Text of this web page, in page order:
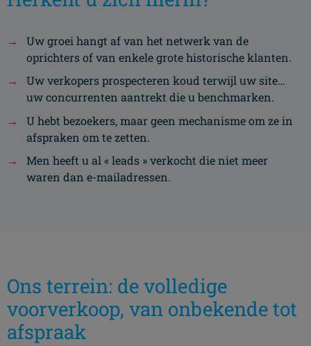
Uw groei hangt af van het netwerk van de
oprichters of van enkele grote historische klanten.
Uw verkopers prospecteren koud terwijl uw site…
uw concurrenten aantrekt die u benchmarken.
U hebt bezoekers, maar geen mechanisme om ze in
afspraken om te zetten.
Men heeft u al « leads » verkocht die niet meer
waren dan e-mailadressen.
Ons terrein: de volledige
voorverkoop, van onbekende tot
afspraak